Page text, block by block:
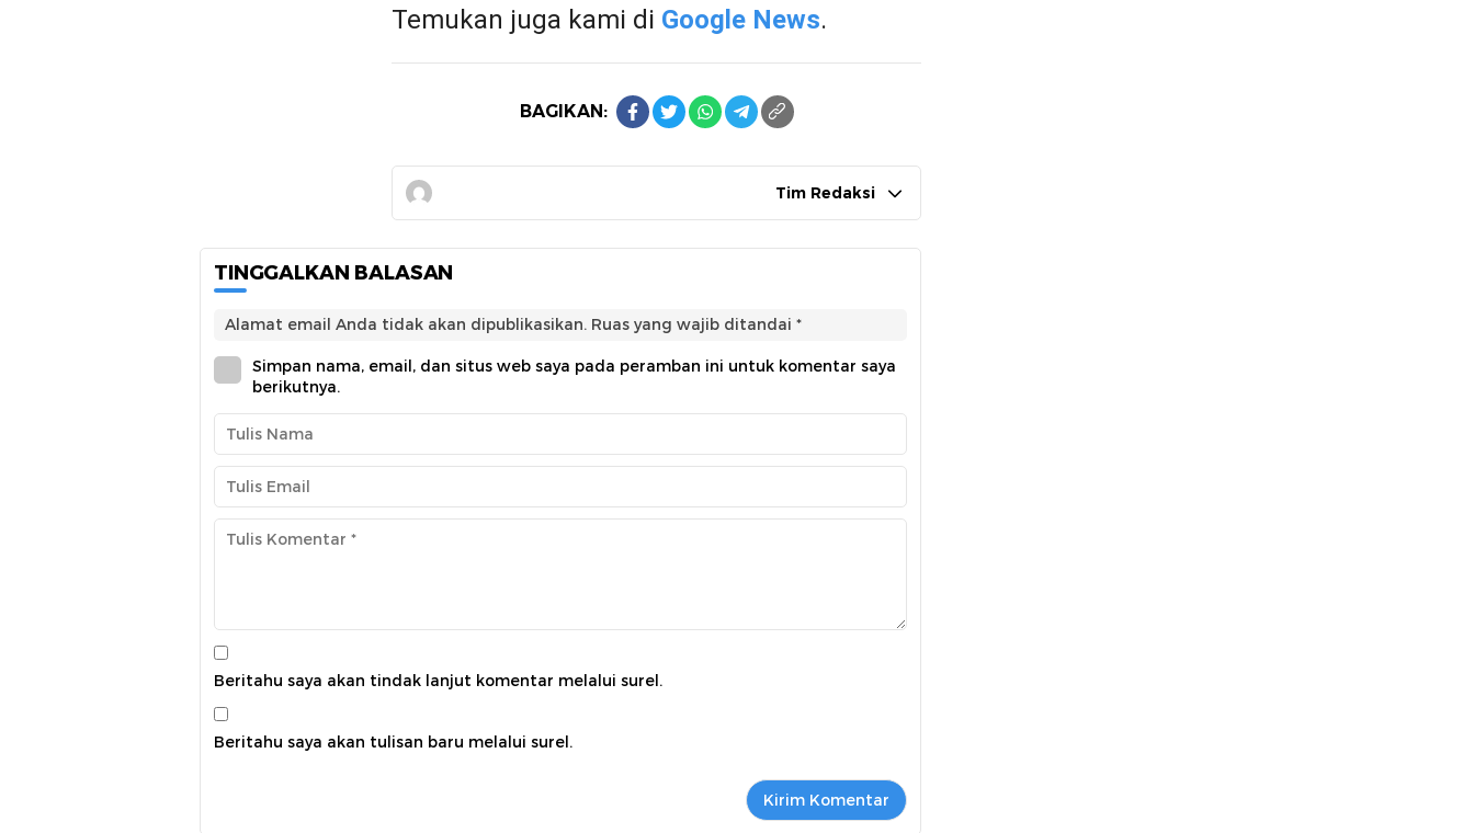
Temukan juga kami di Google News.
BAGIKAN:
Tim Redaksi
TINGGALKAN BALASAN
Alamat email Anda tidak akan dipublikasikan. Ruas yang wajib ditandai *
Simpan nama, email, dan situs web saya pada peramban ini untuk komentar saya
berikutnya.
Beritahu saya akan tindak lanjut komentar melalui surel.
Beritahu saya akan tulisan baru melalui surel.